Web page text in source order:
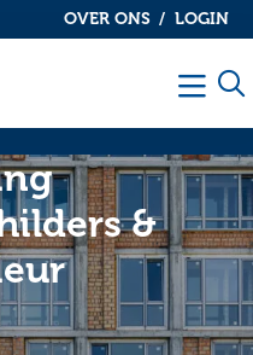
OVER ONS LOGIN
&